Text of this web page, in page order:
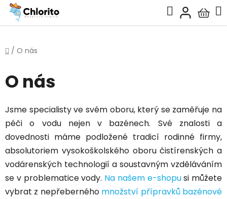
Přejít
obsah
Hledat
košík
Domů
/ O nás
O nás
Jsme specialisty ve svém oboru, který se zaměřuje na
péči o vodu nejen v bazénech. Své znalosti a
dovednosti máme podložené tradicí rodinné firmy,
absolutoriem vysokoškolského oboru čistírenských a
vodárenských technologií a soustavným vzděláváním
se v problematice vody. Na našem e-shopusi můžete
vybrat z nepřeberného množství přípravků bazénové